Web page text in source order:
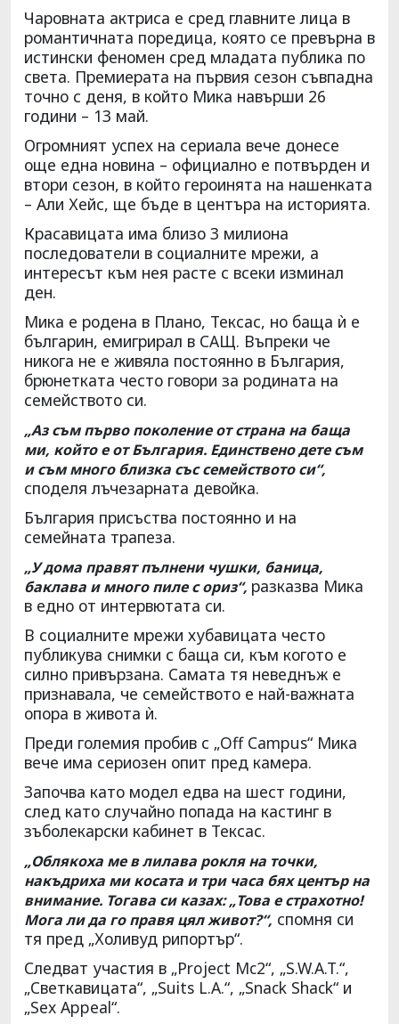
Чаровната актриса е сред главните лица в
романтичната поредица, която се превърна в
истински феномен сред младата публика по
света. Премиерата на първия сезон съвпадна
точно с деня, в който Мика навърши 26
години – 13 май.
Огромният успех на сериала вече донесе
още една новина – официално е потвърден и
втори сезон, в който героинята на нашенката
– Али Хейс, ще бъде в центъра на историята.
Красавицата има близо 3 милиона
последователи в социалните мрежи, а
интересът към нея расте с всеки изминал
ден.
Мика е родена в Плано, Тексас, но баща ѝ е
българин, емигрирал в САЩ. Въпреки че
никога не е живяла постоянно в България,
брюнетката често говори за родината на
семейството си.
„Аз съм първо поколение от страна на баща
ми, който е от България. Единствено дете съм
и съм много близка със семейството си“,
споделя лъчезарната девойка.
България присъства постоянно и на
семейната трапеза.
„У дома правят пълнени чушки, баница,
баклава и много пиле с ориз“, разказва Мика
в едно от интервютата си.
В социалните мрежи хубавицата често
публикува снимки с баща си, към когото е
силно привързана. Самата тя неведнъж е
признавала, че семейството е най-важната
опора в живота ѝ.
Преди големия пробив с „Off Campus“ Мика
вече има сериозен опит пред камера.
Започва като модел едва на шест години,
след като случайно попада на кастинг в
зъболекарски кабинет в Тексас.
„Облякоха ме в лилава рокля на точки,
накъдриха ми косата и три часа бях център на
внимание. Тогава си казах: „Това е страхотно!
Мога ли да го правя цял живот?“, спомня си
тя пред „Холивуд рипортър“.
Следват участия в „Project Mc2“, „S.W.A.T.“,
„Светкавицата“, „Suits L.A.“, „Snack Shack“ и
„Sex Appeal“.